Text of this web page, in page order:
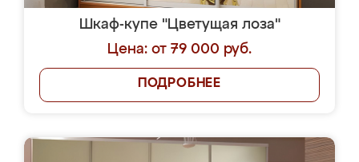
Шкаф-купе "Цветущая лоза"
Цена: от 79 000 руб.
ПОДРОБНЕЕ